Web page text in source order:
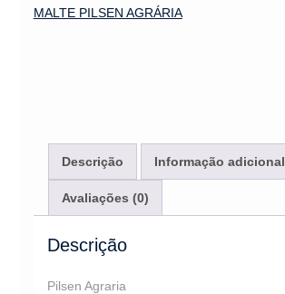
EBC
MALTE PILSEN AGRÁRIA
Descrição Informação adicional
Avaliações (0)
Descrição
Pilsen Agraria